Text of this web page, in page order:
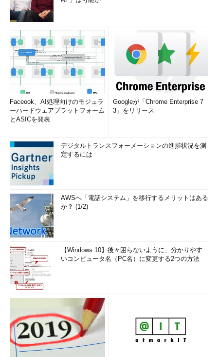
Faceook、AI処理向けのモジュラ
ーハードウェアプラットフォーム
とASICを発表
Googleが「Chrome Enterprise 7
3」をリリース
デジタルトランスフォーメーションの進捗状況を測
定するには
AWSへ「電話システム」を移行するメリットはある
か？ (1/2)
【Windows 10】後々困らないように、分かりやす
いコンピュータ名（PC名）に変更する2つの方法